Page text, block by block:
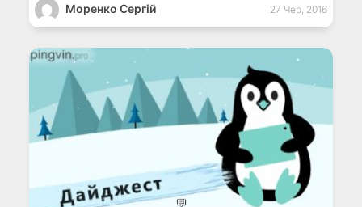
Моренко Сергій 27 Чер, 2016
💬